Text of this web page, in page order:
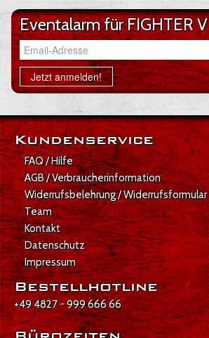
Eventalarm für FIGHTER V
Email-Adresse
Jetzt anmelden!
Kundenservice
FAQ / Hilfe
AGB / Verbraucherinformation
Widerrufsbelehrung / Widerrufsformular
Team
Kontakt
Datenschutz
Impressum
Bestellhotline
+49 4827 - 999 666 66